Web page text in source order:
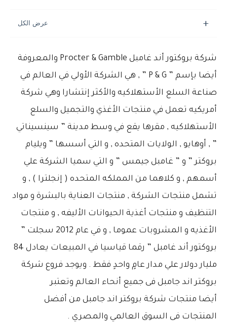
شركة بروكتور أند غامبل Procter & Gamble والمعروفة
أيضا بإسم ” P & G ” , هي الشركة الأولي في العالم في
صناعة السلع الأستهلاكيه والأكثر إنتشارا وهي شركة
أمريكيه تعمل في منتجات الأغذي والتجميل والسلع
الأستهلاكيه , مقرها يقع في وسط مدينة ” سينسيناتي
” , أوهايو , الولايات المتحده , و التي أسسها ” ويليام
بروكتر ” و ” غامبل جيمس ” و التي سميا الشركة علي
أسمهم , و كلاهما من المملكه المتحده ( إنجلترا ) , و
تشمل منتجات الشركة , منتجات العناية بالبشرة و مواد
التنظيف و منتجات أغذية الحيوانات الأليفه , و منتجات
الأغذيه و المشروبات عموما , و في عام 2012 سجلت ”
بروكتور أند غامبل ” رقما قياسيا في المبيعات يعادل 84
مليار دولار علي مدار عامٍ واحدٍ فقط . ويوجد فروع شركة
بروكتر اند جامبل فى جميع أنحاء العالم وتعتبر
أيضا منتجات شركة بروكتر اند جامبل من أفضل
المنتجات فى السوق العالمي والمصري .